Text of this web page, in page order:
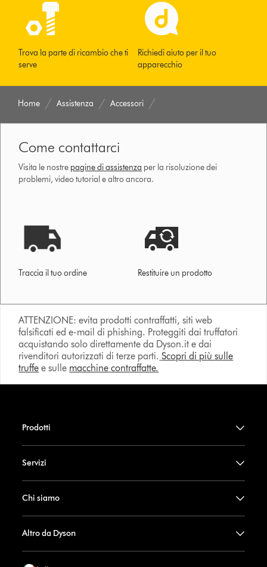
Trova la parte di ricambio che ti
serve
Richiedi aiuto per il tuo
apparecchio
Home Assistenza Accessori
Come contattarci
Visita le nostre pagine di assistenza per la risoluzione dei
problemi, video tutorial e altro ancora.
Traccia il tuo ordine Restituire un prodotto
ATTENZIONE: evita prodotti contraffatti, siti web
falsificati ed e-mail di phishing. Proteggiti dai truffatori
acquistando solo direttamente da Dyson.it e dai
rivenditori autorizzati di terze parti. Scopri di più sulle
truffe e sulle macchine contraffatte.
Prodotti
Servizi
Chi siamo
Altro da Dyson